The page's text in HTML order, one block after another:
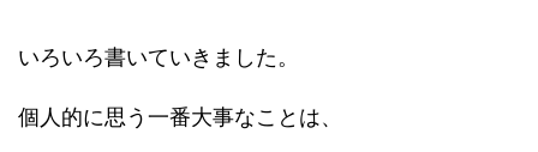
いろいろ書いていきました。
個人的に思う一番大事なことは、